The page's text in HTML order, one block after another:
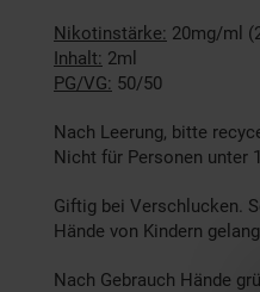
Nikotinstärke: 20mg/ml
Inhalt: 2ml
PG/VG: 50/50
Nach Leerung, bitte
Nicht für Personen unter
Giftig bei Verschlucken.
Hände von Kindern
Nach Gebrauch Hände